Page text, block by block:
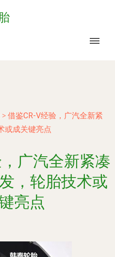
> 借鉴CR-V经验，广汽全新紧
或成关键亮点
广汽全新紧凑
，轮胎技术或
亮点